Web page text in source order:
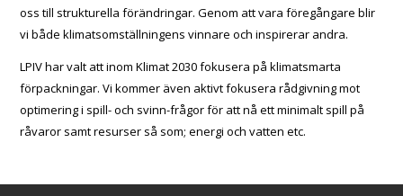
oss till strukturella förändringar. Genom att vara föregångare blir
vi både klimatsomställningens vinnare och inspirerar andra.
LPIV har valt att inom Klimat 2030 fokusera på klimatsmarta
förpackningar. Vi kommer även aktivt fokusera rådgivning mot
optimering i spill- och svinn-frågor för att nå ett minimalt spill på
råvaror samt resurser så som; energi och vatten etc.